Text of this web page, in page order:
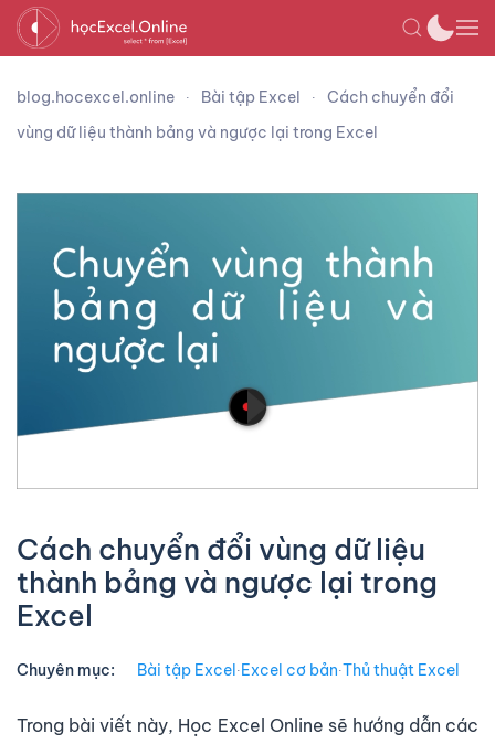
blog.hocexcel.online Bài tập Excel
Cách chuyển đổi
vùng dữ liệu thành bảng và ngược lại trong Excel
Cách chuyển đổi vùng dữ liệu
thành bảng và ngược lại trong
Excel
Chuyên mục: Bài tập Excel∙Excel cơ bản∙Thủ thuật Excel
Trong bài viết này, Học Excel Online sẽ hướng dẫn các